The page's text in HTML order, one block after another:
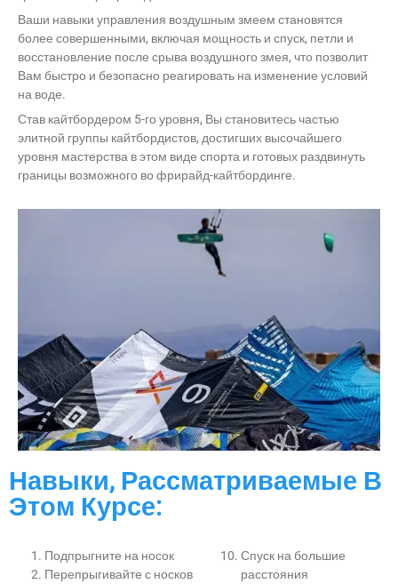
Ваши навыки управления воздушным змеем становятся
более совершенными, включая мощность и спуск, петли и
восстановление после срыва воздушного змея, что позволит
Вам быстро и безопасно реагировать на изменение условий
на воде.
Став кайтбордером 5-го уровня, Вы становитесь частью
элитной группы кайтбордистов, достигших высочайшего
уровня мастерства в этом виде спорта и готовых раздвинуть
границы возможного во фрирайд-кайтбординге.
Навыки, Рассматриваемые В
Этом Курсе:
Подпрыгните на носок
Перепрыгивайте с носков
Спуск на большие
расстояния